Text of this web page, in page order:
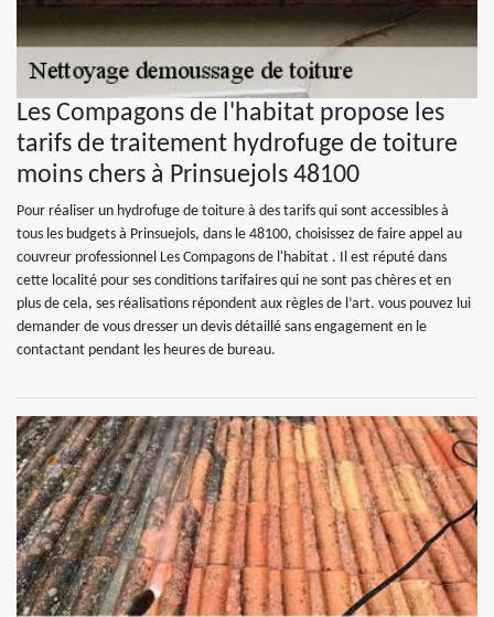
Les Compagons de l'habitat propose les
tarifs de traitement hydrofuge de toiture
moins chers à Prinsuejols 48100
Pour réaliser un hydrofuge de toiture à des tarifs qui sont accessibles à
tous les budgets à Prinsuejols, dans le 48100, choisissez de faire appel au
couvreur professionnel Les Compagons de l'habitat . Il est réputé dans
cette localité pour ses conditions tarifaires qui ne sont pas chères et en
plus de cela, ses réalisations répondent aux règles de l’art. vous pouvez lui
demander de vous dresser un devis détaillé sans engagement en le
contactant pendant les heures de bureau.